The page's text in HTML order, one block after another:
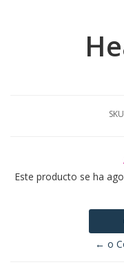
Este producto se ha
← o